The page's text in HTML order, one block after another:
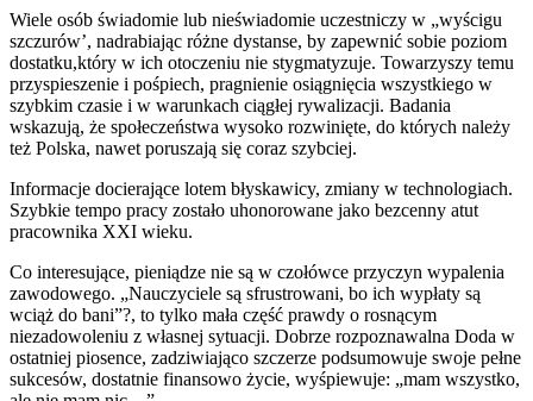
Wiele osób świadomie lub nieświadomie uczestniczy w „wyścigu
szczurów’, nadrabiając różne dystanse, by zapewnić sobie poziom
dostatku,który w ich otoczeniu nie stygmatyzuje. Towarzyszy temu
przyspieszenie i pośpiech, pragnienie osiągnięcia wszystkiego w
szybkim czasie i w warunkach ciągłej rywalizacji. Badania
wskazują, że społeczeństwa wysoko rozwinięte, do których należy
też Polska, nawet poruszają się coraz szybciej.
Informacje docierające lotem błyskawicy, zmiany w technologiach.
Szybkie tempo pracy zostało uhonorowane jako bezcenny atut
pracownika XXI wieku.
Co interesujące, pieniądze nie są w czołówce przyczyn wypalenia
zawodowego. „Nauczyciele są sfrustrowani, bo ich wypłaty są
wciąż do bani”?, to tylko mała część prawdy o rosnącym
niezadowoleniu z własnej sytuacji. Dobrze rozpoznawalna Doda w
ostatniej piosence, zadziwiająco szczerze podsumowuje swoje pełne
sukcesów, dostatnie finansowo życie, wyśpiewuje: „mam wszystko,